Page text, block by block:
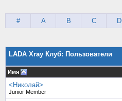
# A B C D
LADA Xray Клуб: Пользователи
Имя
<Николай>
Junior Member